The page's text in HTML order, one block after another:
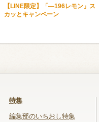
【LINE限定】「―196レモン」ス
カッとキャンペーン
特集
編集部のいちおし特集